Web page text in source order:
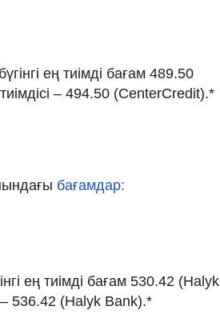
ең тиімді бағам 489.50
– 494.50 (CenterCredit).*
бағамдар:
ең тиімді бағам 530.42 (Halyk
536.42 (Halyk Bank).*